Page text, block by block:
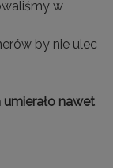
w
by nie ulec
nawet